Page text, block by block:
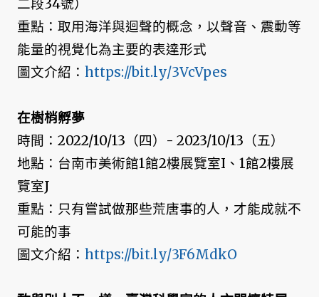
二段34號）
重點：取用海洋與迴聲的概念，以聲音、震動等
能量的視覺化為主要的表達形式
圖文介紹： https://bit.ly/3VcVpes
在樹梢孵夢
時間：2022/10/13（四）- 2023/10/13（五）
地點：台南市美術館1館2樓展覽室I、1館2樓展
覽室J
重點：只有嘗試做那些荒唐事的人，才能成就不
可能的事
圖文介紹： https://bit.ly/3F6MdkO